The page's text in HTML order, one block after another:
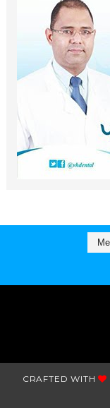
CRAFTED WITH